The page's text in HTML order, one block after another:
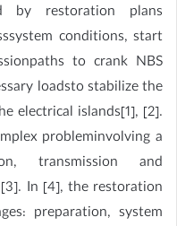
by restoration plans
conditions, start
to crank NBS
loadsto stabilize the
electrical islands[1], [2].
probleminvolving a
transmission and
In [4], the restoration
preparation, system